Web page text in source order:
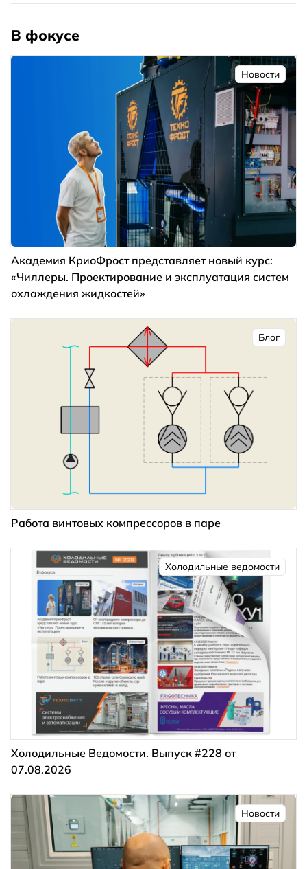
В фокусе
Новости
Академия КриоФрост представляет новый курс:
«Чиллеры. Проектирование и эксплуатация систем
охлаждения жидкостей»
Блог
Работа винтовых компрессоров в паре
Холодильные ведомости
Холодильные Ведомости. Выпуск #228 от
07.08.2026
Новости